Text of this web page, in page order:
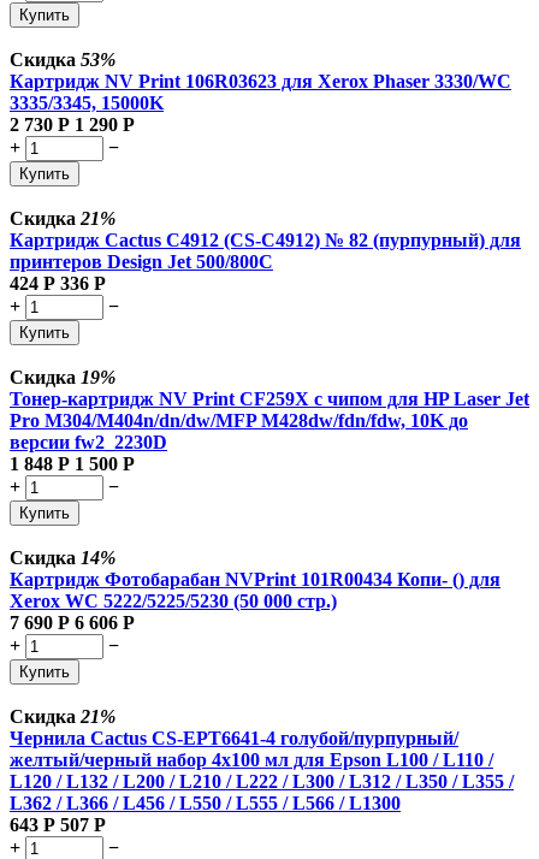
Купить
Скидка 53%
Картридж NV Print 106R03623 для Xerox Phaser 3330/WC
3335/3345, 15000K
2 730 Р 1 290 Р
+
−
Купить
Скидка 21%
Картридж Cactus C4912 (CS-C4912) № 82 (пурпурный) для
принтеров Design Jet 500/800C
424 Р 336 Р
+
−
Купить
Скидка 19%
Тонер-картридж NV Print CF259X с чипом для HP Laser Jet
Pro M304/M404n/dn/dw/MFP M428dw/fdn/fdw, 10K до
версии fw2_2230D
1 848 Р 1 500 Р
+
−
Купить
Скидка 14%
Картридж Фотобарабан NVPrint 101R00434 Копи- () для
Xerox WC 5222/5225/5230 (50 000 стр.)
7 690 Р 6 606 Р
+
−
Купить
Скидка 21%
Чернила Cactus CS-EPT6641-4 голубой/пурпурный/
желтый/черный набор 4x100 мл для Epson L100 / L110 /
L120 / L132 / L200 / L210 / L222 / L300 / L312 / L350 / L355 /
L362 / L366 / L456 / L550 / L555 / L566 / L1300
643 Р 507 Р
+
−